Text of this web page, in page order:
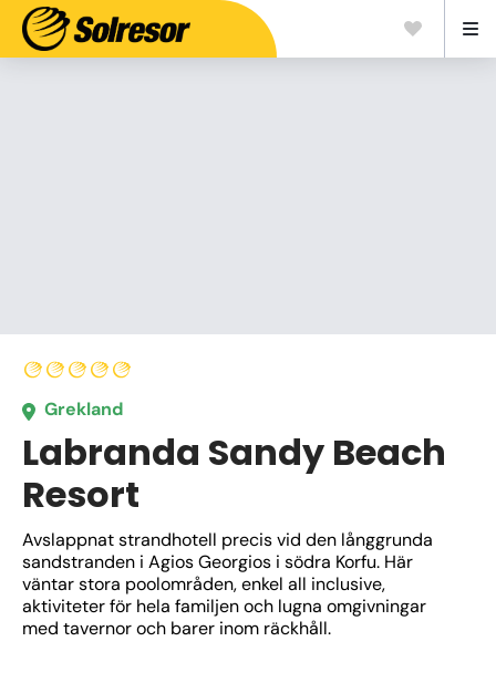
Grekland
Labranda Sandy Beach
Resort
Avslappnat strandhotell precis vid den långgrunda
sandstranden i Agios Georgios i södra Korfu. Här
väntar stora poolområden, enkel all inclusive,
aktiviteter för hela familjen och lugna omgivningar
med tavernor och barer inom räckhåll.